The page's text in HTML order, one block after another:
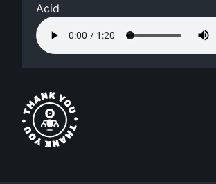
Acid